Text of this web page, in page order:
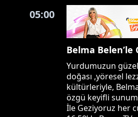
05:00
Belma Belen’le
Yurdumuzun
doğası ,yöresel
kültürleriyle,
özgü keyifli
İle Geziyoruz her